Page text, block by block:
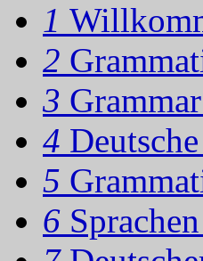
1
2
3
4
5
6